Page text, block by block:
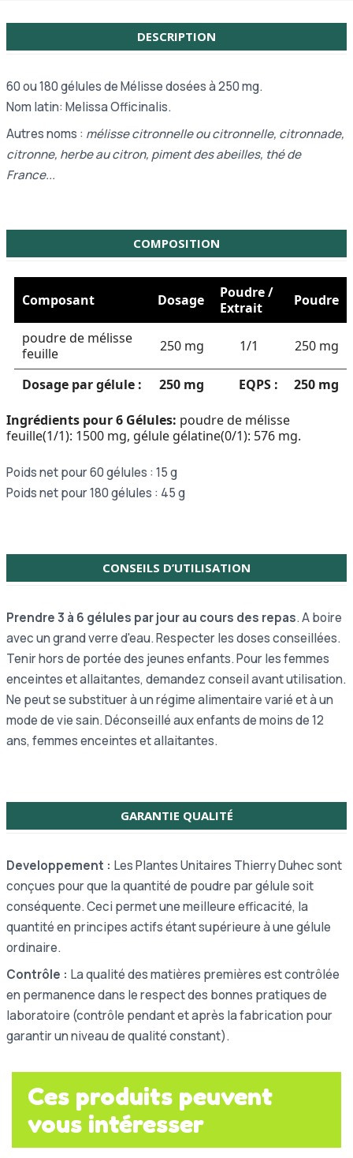
DESCRIPTION
60 ou180 gélules de Mélisse dosées à 250 mg.
Nom latin: Melissa Officinalis.
Autres noms : mélisse citronnelle ou citronnelle, citronnade,
citronne, herbe au citron, piment des abeilles, thé de
France...
COMPOSITION
Composant Dosage
Poudre /
Extrait
Poudre
poudre de mélisse
feuille
250 mg 1/1 250 mg
Dosage par gélule : 250 mg EQPS : 250 mg
Ingrédients pour 6 Gélules: poudre de mélisse
feuille(1/1): 1500 mg, gélule gélatine(0/1): 576 mg.
Poids net pour 60 gélules : 15 g
Poids net pour 180 gélules : 45 g
CONSEILS D’UTILISATION
Prendre 3 à 6 gélules par jour au cours des repas. A boire
avec un grand verre d'eau. Respecter les doses conseillées.
Tenir hors de portée des jeunes enfants. Pour les femmes
enceintes et allaitantes, demandez conseil avant utilisation.
Ne peut se substituer à un régime alimentaire varié et à un
mode de vie sain. Déconseillé aux enfants de moins de 12
ans, femmes enceintes et allaitantes.
GARANTIE QUALITÉ
Developpement : Les Plantes Unitaires Thierry Duhec sont
conçues pour que la quantité de poudre par gélule soit
conséquente. Ceci permet une meilleure efficacité, la
quantité en principes actifs étant supérieure à une gélule
ordinaire.
Contrôle : La qualité des matières premières est contrôlée
en permanence dans le respect des bonnes pratiques de
laboratoire (contrôle pendant et après la fabrication pour
garantir un niveau de qualité constant).
Ces produits peuvent
vous intéresser